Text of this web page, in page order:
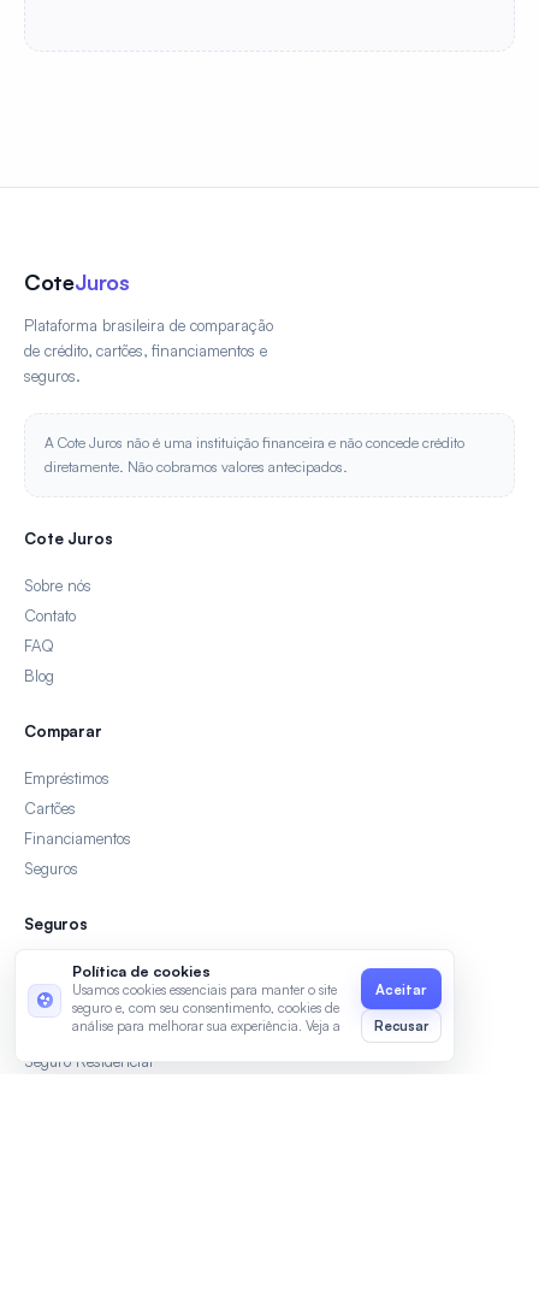
CoteJuros
Plataforma brasileira de comparação
de crédito, cartões, financiamentos e
seguros.
A Cote Juros não é uma instituição financeira e não concede crédito
diretamente. Não cobramos valores antecipados.
Cote Juros
Sobre nós
Contato
FAQ
Blog
Comparar
Empréstimos
Cartões
Financiamentos
Seguros
Seguros
Seguro Auto
Seguro Viagem
Seguro de Vida
Seguro Residencial
Política de cookies
Usamos cookies essenciais para manter o site
seguro e, com seu consentimento, cookies de
análise para melhorar sua experiência. Veja a
Uso.
Recusar